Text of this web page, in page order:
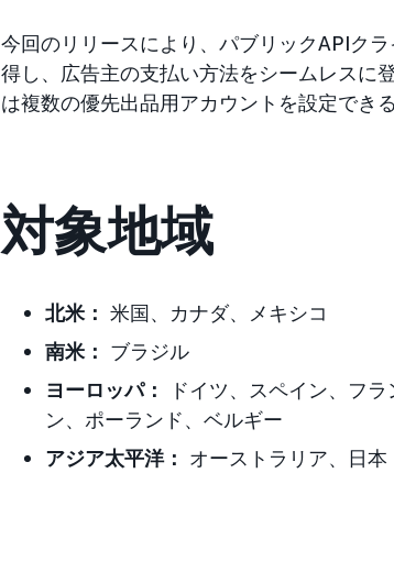
今回のリリースにより、パブリックAPIク
得し、広告主の支払い方法をシームレスに
は複数の優先出品用アカウントを設定でき
対象地域
北米： 米国、カナダ、メキシコ
南米： ブラジル
ヨーロッパ：
ドイツ、スペイン、フ
ン、ポーランド、 ベルギー
アジア太平洋： オーストラリア、日本